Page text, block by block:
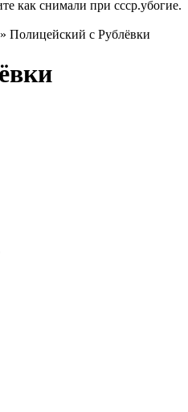
как снимали при ссср.убогие.
» Полицейский с Рублёвки